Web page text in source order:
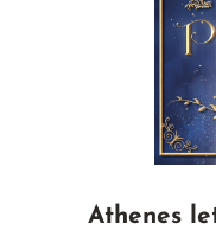
Athenes